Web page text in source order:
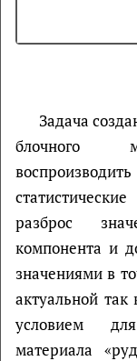
Задача
блочного
разброс
компонента и
значениями в
актуальной так
условием
материала